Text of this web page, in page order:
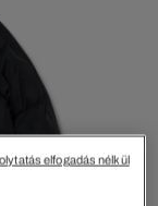
elfogadás nélkül